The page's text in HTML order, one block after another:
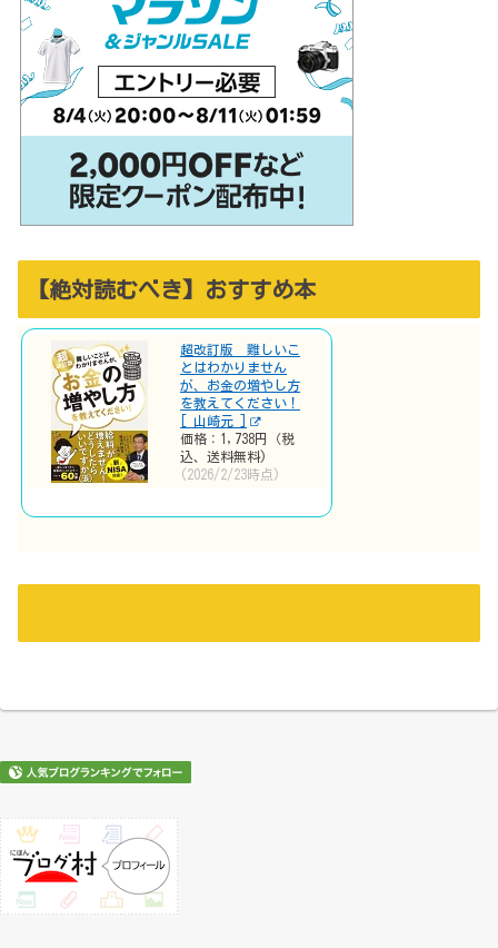
【絶対読むべき】おすすめ本
超改訂版 難しいこ
とはわかりません
が、お金の増やし方
を教えてください！
[ 山崎元 ]
価格：1,738円（税
込、送料無料)
(2026/2/23時点)